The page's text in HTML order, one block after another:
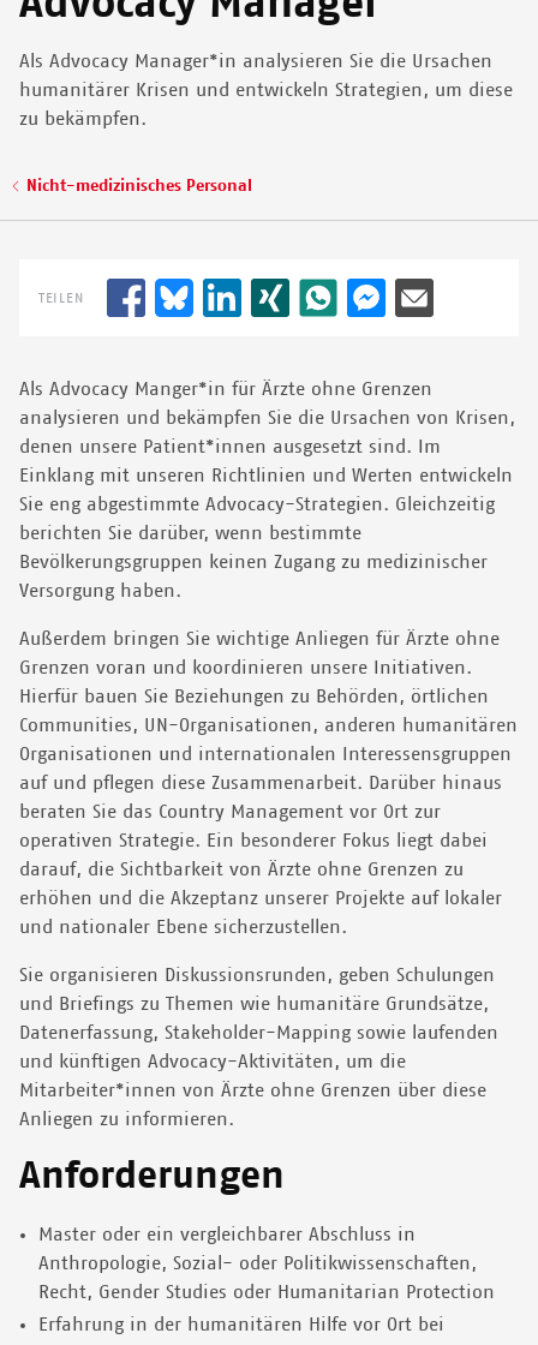
Als Advocacy Manager*in analysieren Sie die Ursachen
humanitärer Krisen und entwickeln Strategien, um diese
zu bekämpfen.
Pfadnavigation
Nicht-medizinisches Personal
TEILEN
Als Advocacy Manger*in für Ärzte ohne Grenzen
analysieren und bekämpfen Sie die Ursachen von Krisen,
denen unsere Patient*innen ausgesetzt sind. Im
Einklang mit unseren Richtlinien und Werten entwickeln
Sie eng abgestimmte Advocacy-Strategien. Gleichzeitig
berichten Sie darüber, wenn bestimmte
Bevölkerungsgruppen keinen Zugang zu medizinischer
Versorgung haben.
Außerdem bringen Sie wichtige Anliegen für Ärzte ohne
Grenzen voran und koordinieren unsere Initiativen.
Hierfür bauen Sie Beziehungen zu Behörden, örtlichen
Communities, UN-Organisationen, anderen humanitären
Organisationen und internationalen Interessensgruppen
auf und pflegen diese Zusammenarbeit. Darüber hinaus
beraten Sie das Country Management vor Ort zur
operativen Strategie. Ein besonderer Fokus liegt dabei
darauf, die Sichtbarkeit von Ärzte ohne Grenzen zu
erhöhen und die Akzeptanz unserer Projekte auf lokaler
und nationaler Ebene sicherzustellen.
Sie organisieren Diskussionsrunden, geben Schulungen
und Briefings zu Themen wie humanitäre Grundsätze,
Datenerfassung, Stakeholder-Mapping sowie laufenden
und künftigen Advocacy-Aktivitäten, um die
Mitarbeiter*innen von Ärzte ohne Grenzen über diese
Anliegen zu informieren.
Anforderungen
Master oder ein vergleichbarer Abschluss in
Anthropologie, Sozial- oder Politikwissenschaften,
Recht, Gender Studies oder Humanitarian Protection
Erfahrung in der humanitären Hilfe vor Ort bei